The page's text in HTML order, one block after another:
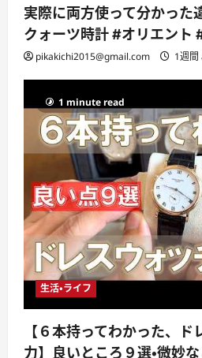
実際に両方使って分かっ
クォーツ時計 #オリエント
pikakichi2015@gmail.com 1週間
1 minute read
生活・ライフ
【６本持ってわかった、
力】良いところ９選・微妙な